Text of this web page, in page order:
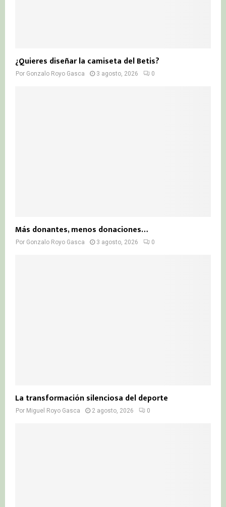
¿Quieres diseñar la camiseta del Betis?
Por Gonzalo Royo Gasca 3 agosto, 2026 0
Más donantes, menos donaciones…
Por Gonzalo Royo Gasca 3 agosto, 2026 0
La transformación silenciosa del deporte
Por Miguel Royo Gasca 2 agosto, 2026 0